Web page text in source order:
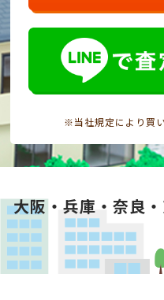
※当社規定により買
大阪・兵庫・奈良